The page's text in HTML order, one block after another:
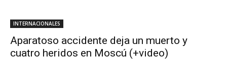
INTERNACIONALES
Aparatoso accidente deja un muerto y
cuatro heridos en Moscú (+video)